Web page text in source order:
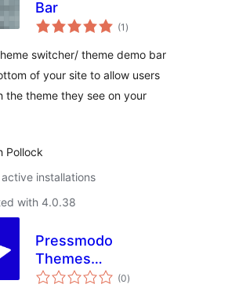
Bar
(1 total
ratings
)
switcher/ theme demo bar
of your site to allow users
the theme they see on your
Pollock
installations
with 4.0.38
Pressmodo
Themes
Onboarding (0total
ratings
)